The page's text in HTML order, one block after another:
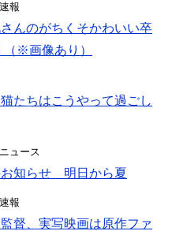
報
んのがちくそかわいい卒
※画像あり）
たちはこうやって過ごし
ュース
知らせ 明日から夏
報
督、実写映画は原作ファ